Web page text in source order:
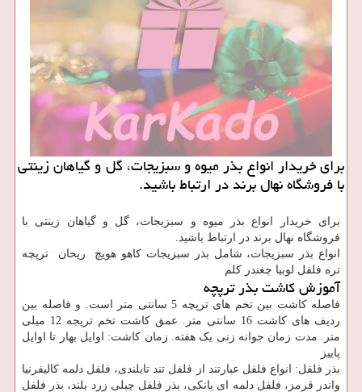
برای خریدار انواع بذر میوه و سبزیجات، گل و گیاهان زینتی
با فروشگاه نهال برند در ارتباط باشید.
برای خریدار انواع بذر میوه و سبزیجات، گل و گیاهان زینتی با
فروشگاه نهال برند در ارتباط باشید.
انواع بذر سبزیجات، شامل بذر سبزیجات کاهو هویچ ریحان ترپچه
تره فلفل لوبیا چغندر کلم
آموزش کاشت بذر ترپچه
فاصله کاشت بین تخم های ترپچه 5 سانتی متر است. و فاصله بین
ردیف های کاشت 16 سانتی متر. عمق کاشت تخم ترپجه 12 میلی
متر. مدت زمان جوانه زنی یک هفته. زمان کاشت: اوایل بهار تا اوایل
پاییز
بذر فلفل: انواع فلفل عبارتند از فلفل تند تایلندی، فلفل دلمه کالیفرنیا
واندر قرمز، فلفل دلمه ای یانکی، بذر فلفل چیلی زرد بلند، بذر فلفل